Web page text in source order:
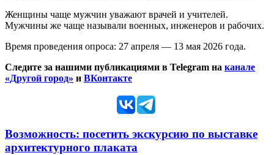
Женщины чаще мужчин уважают врачей и учителей.
Мужчины же чаще называли военных, инженеров и рабочих.
Время проведения опроса: 27 апреля — 13 мая 2026 года.
Следите за нашими публикациями в Telegram на канале
«Другой город» и ВКонтакте
Возможность: посетить экскурсию по выставке
архитектурного плаката